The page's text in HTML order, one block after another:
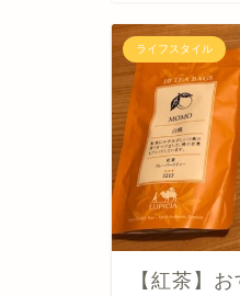
ライフスタイル
【紅茶】